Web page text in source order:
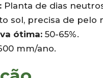
Planta de dias
sol, precisa de
ótima: 50-65%.
mm/ano.